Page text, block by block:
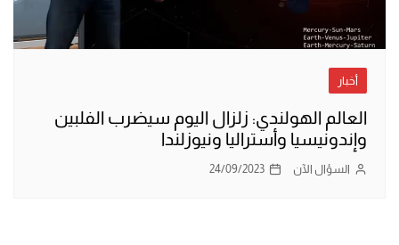
أخبار
العالم الهولندي: زلزال اليوم سيضرب الفلبين
وإندونيسيا وأستراليا ونيوزلندا
السؤال الآن 24/09/2023